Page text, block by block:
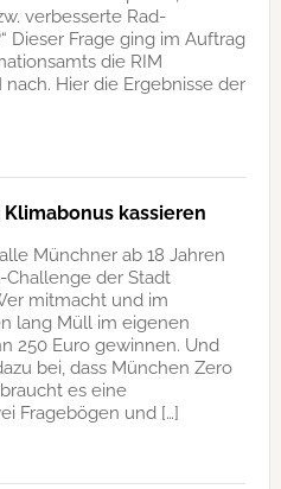
verbesserte Rad-
Dieser Frage ging im Auftrag
die RIM
Hier die Ergebnisse der
kassieren
Münchner ab 18 Jahren
der Stadt
mitmacht und im
lang Müll im eigenen
250 Euro gewinnen. Und
bei, dass München Zero
es eine
Fragebögen und […]